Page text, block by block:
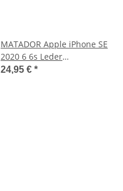
MATADOR Apple iPhone SE
2020 6 6s Leder
Gürteltasche Quer Braun
24,95 € *